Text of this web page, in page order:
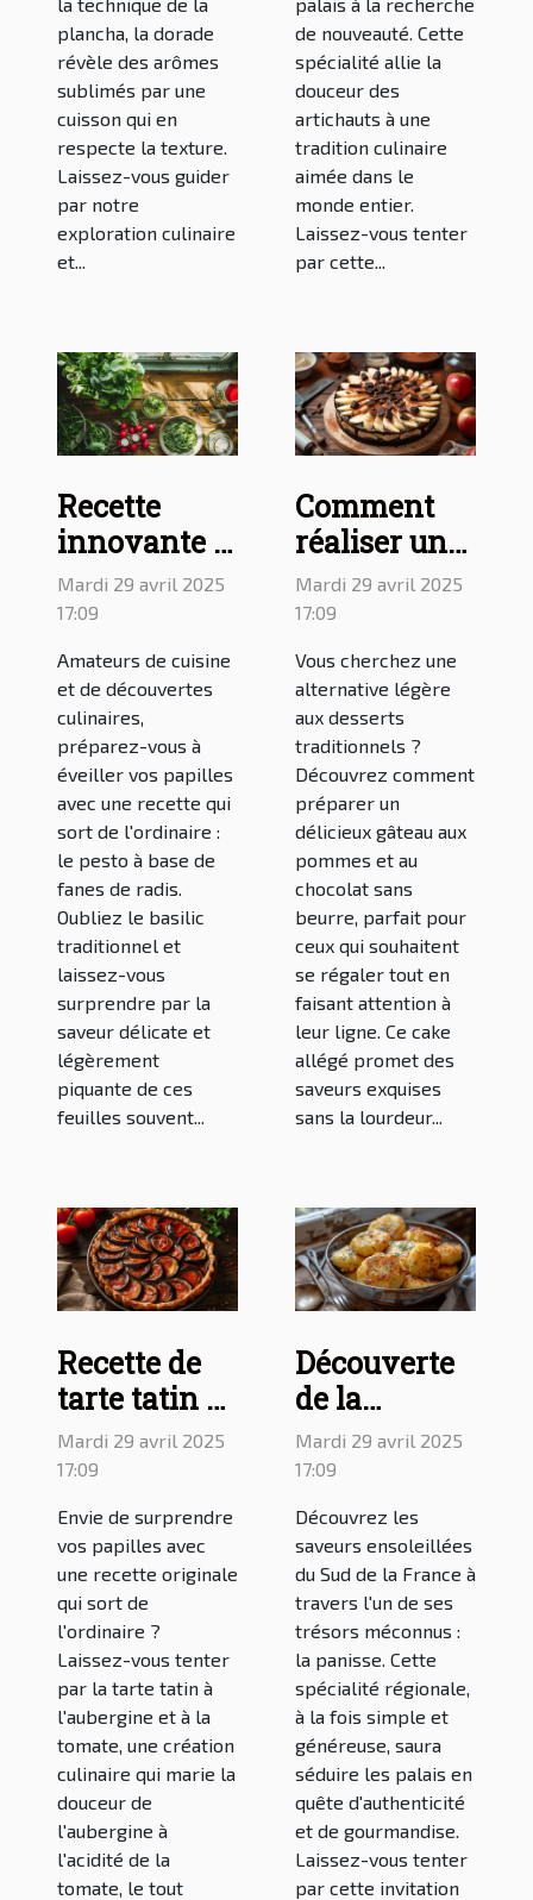
plancha, la dorade
révèle des arômes
sublimés par une
cuisson qui en
respecte la texture.
Laissez-vous guider
par notre
exploration culinaire
et...
de nouveauté. Cette
spécialité allie la
douceur des
artichauts à une
tradition culinaire
aimée dans le
monde entier.
Laissez-vous tenter
par cette...
Recette
innovante :
le pesto à
base de
fanes de
radis
Mardi 29 avril 2025
17:09
Amateurs de cuisine
et de découvertes
culinaires,
préparez-vous à
éveiller vos papilles
avec une recette qui
sort de l'ordinaire :
le pesto à base de
fanes de radis.
Oubliez le basilic
traditionnel et
laissez-vous
surprendre par la
saveur délicate et
légèrement
piquante de ces
feuilles souvent...
Comment
réaliser un
gâteau aux
pommes et
au chocolat
sans beurre :
une recette
pour un
cake allégé
Mardi 29 avril 2025
17:09
Vous cherchez une
alternative légère
aux desserts
traditionnels ?
Découvrez comment
préparer un
délicieux gâteau aux
pommes et au
chocolat sans
beurre, parfait pour
ceux qui souhaitent
se régaler tout en
faisant attention à
leur ligne. Ce cake
allégé promet des
saveurs exquises
sans la lourdeur...
Recette de
tarte tatin à
l'aubergine
et à la
tomate pour
égayer vos
repas
Mardi 29 avril 2025
17:09
Envie de surprendre
vos papilles avec
une recette originale
qui sort de
l'ordinaire ?
Laissez-vous tenter
par la tarte tatin à
l'aubergine et à la
tomate, une création
culinaire qui marie la
douceur de
l'aubergine à
l'acidité de la
tomate, le tout
Découverte
de la
panisse,
spécialité
culinaire du
Sud de la
France
Mardi 29 avril 2025
17:09
Découvrez les
saveurs ensoleillées
du Sud de la France à
travers l'un de ses
trésors méconnus :
la panisse. Cette
spécialité régionale,
à la fois simple et
généreuse, saura
séduire les palais en
quête d'authenticité
et de gourmandise.
Laissez-vous tenter
par cette invitation